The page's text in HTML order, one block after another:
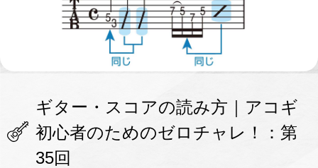
ギター・スコアの読み方｜アコギ
初心者のためのゼロチャレ！：第
35回